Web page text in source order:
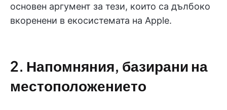
основен аргумент за тези, които са дълбоко
вкоренени в екосистемата на Apple.
2. Напомняния, базирани на
местоположението